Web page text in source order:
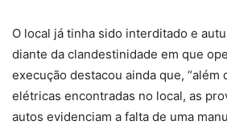
O local já tinha sido interditado e
diante da clandestinidade em que
execução destacou ainda que, “além
elétricas encontradas no local, as
autos evidenciam a falta de uma